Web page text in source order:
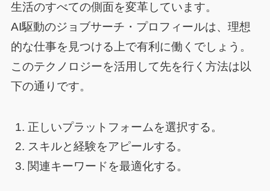
生活のすべての側面を変革しています。
AI駆動のジョブサーチ・プロフィールは、理想
的な仕事を見つける上で有利に働くでしょう。
このテクノロジーを活用して先を行く方法は以
下の通りです。
正しいプラットフォームを選択する。
スキルと経験をアピールする。
関連キーワードを最適化する。